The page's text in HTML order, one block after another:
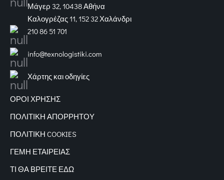
Μάγερ 32, 10438 Αθήνα
Καλογρέζας 11, 152 32 Χαλάνδρι
210 86 51 701
info@texnologistiki.com
Χάρτης και οδηγίες
ΟΡΟΙ ΧΡΗΣΗΣ
ΠΟΛΙΤΙΚΗ ΑΠΟΡΡΗΤΟΥ
ΠΟΛΙΤΙΚΗ COOKIES
ΓΕΜΗ ΕΤΑΙΡΕΙΑΣ
ΤΙ ΘΑ ΒΡΕΙΤΕ ΕΔΩ